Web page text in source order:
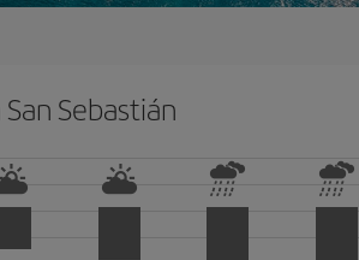
Sebastián